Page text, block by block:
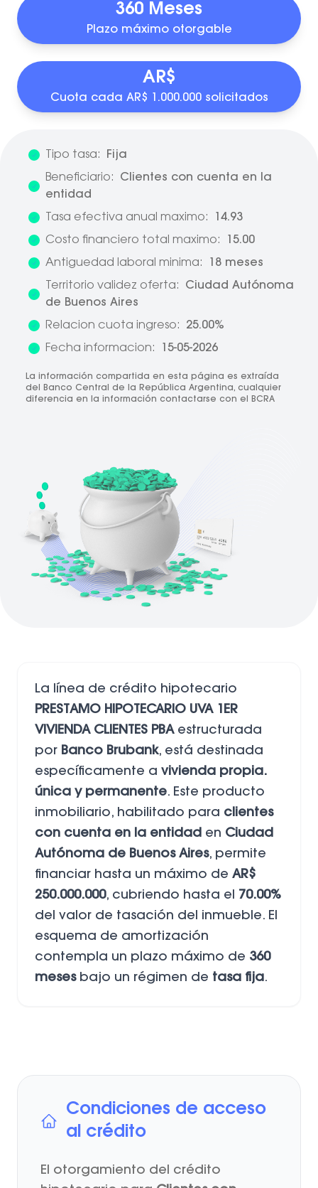
360 Meses
Plazo máximo otorgable
AR$
Cuota cada AR$ 1.000.000 solicitados
Tipo tasa:
Fija
Beneficiario:
Clientes con cuenta en la
entidad
Tasa efectiva anual maximo:
14.93
Costo financiero total maximo:
15.00
Antiguedad laboral minima:
18 meses
Territorio validez oferta:
Ciudad Autónoma
de Buenos Aires
Relacion cuota ingreso:
25.00%
Fecha informacion:
15-05-2026
La información compartida en esta página es extraída
del Banco Central de la República Argentina, cualquier
diferencia en la información contactarse con el BCRA
La línea de crédito hipotecario
PRESTAMO HIPOTECARIO UVA 1ER
VIVIENDA CLIENTES PBAestructurada
por Banco Brubank, está destinada
específicamente a vivienda propia.
única y permanente. Este producto
inmobiliario, habilitado para clientes
con cuenta en la entidad en Ciudad
Autónoma de Buenos Aires, permite
financiar hasta un máximo de AR$
250.000.000, cubriendo hasta el 70.00%
del valor de tasación del inmueble. El
esquema de amortización
contempla un plazo máximo de 360
mesesbajo un régimen de tasa fija.
Condiciones de acceso
al crédito
El otorgamiento del crédito